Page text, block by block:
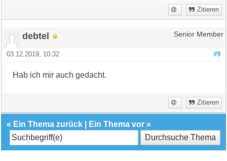
Zitieren
debtel Senior Member
#9
03.12.2019, 10:32
Hab ich mir auch gedacht.
Zitieren
« Ein Thema zurück Ein Thema vor »